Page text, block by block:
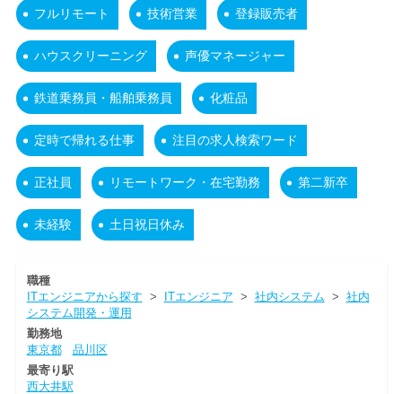
フルリモート 技術営業 登録販売者
ハウスクリーニング 声優マネージャー
鉄道乗務員・船舶乗務員 化粧品
定時で帰れる仕事 注目の求人検索ワード
正社員 リモートワーク・在宅勤務 第二新卒
未経験 土日祝日休み
職種
ITエンジニアから探す > ITエンジニア > 社内システム > 社内
システム開発・運用
勤務地
東京都
品川区
最寄り駅
西大井駅